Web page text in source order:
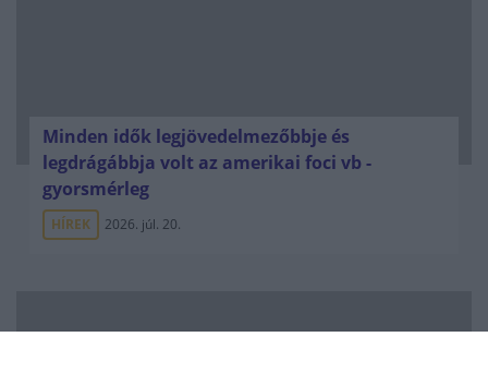
Minden idők legjövedelmezőbbje és
legdrágábbja volt az amerikai foci vb -
gyorsmérleg
HÍREK 2026. júl. 20.